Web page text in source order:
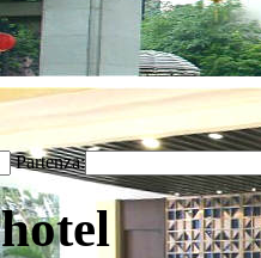
Partenza: